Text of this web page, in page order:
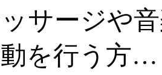
サージや
を行う方…